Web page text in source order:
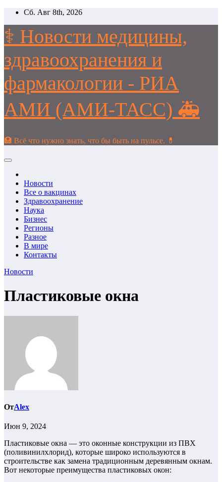
Перейти
содержимому
Сб. Авг 8th, 2026
⚕️ Новости медицины,
здравоохранения и
фармакологии - РИА
АМИ (АМИ-ТАСС) 🚑
🏥 Всё что нужно знать, что бы быть на пульсе. 💊
Новости
Все о вакцинах
Здравоохранение
Наука
Бизнес
Регионы
Разное
В мире
Контакты
Новости
Пластиковые окна
ОтAlex
Июн 9, 2024
Пластиковые окна — это оконные конструкции из ПВХ
(поливинилхлорид), которые широко используются в
строительстве как замена традиционным деревянным окнам.
Вот некоторые преимущества пластиковых окон: